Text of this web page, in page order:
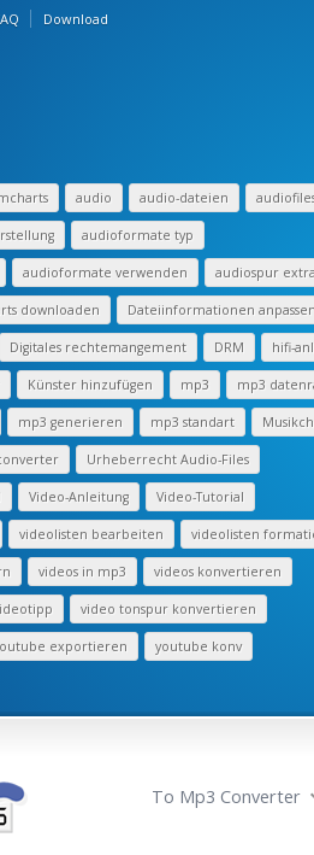
Download
audio audio-dateien
audioformate typ
audioformate verwenden audiospur
downloaden Dateiinformationen
Digitales rechtemangement DRM hifi-
Künster hinzufügen mp3 mp3
mp3 generieren mp3 standart
Urheberrecht Audio-Files
Video-Anleitung Video-Tutorial
videolisten bearbeiten videolisten
videos in mp3 videos konvertieren
video tonspur konvertieren
exportieren youtube konv
To Mp3 Converter